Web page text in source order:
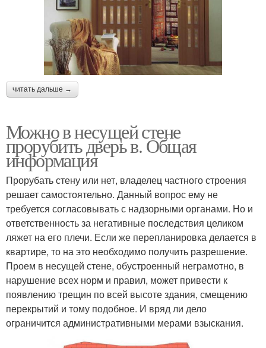
читать дальше →
Можно в несущей стене
прорубить дверь в. Общая
информация
Прорубать стену или нет, владелец частного строения
решает самостоятельно. Данный вопрос ему не
требуется согласовывать с надзорными органами. Но и
ответственность за негативные последствия целиком
ляжет на его плечи. Если же перепланировка делается в
квартире, то на это необходимо получить разрешение.
Проем в несущей стене, обустроенный неграмотно, в
нарушение всех норм и правил, может привести к
появлению трещин по всей высоте здания, смещению
перекрытий и тому подобное. И вряд ли дело
ограничится административными мерами взыскания.